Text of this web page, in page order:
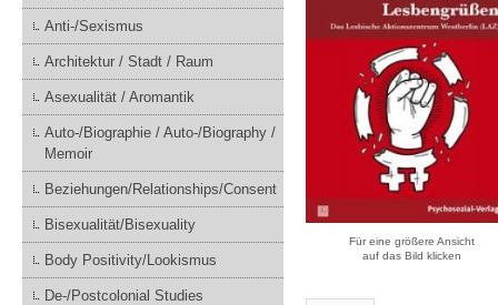
Anti-/Sexismus
Architektur / Stadt / Raum
Asexualität / Aromantik
Auto-/Biographie / Auto-/Biography /
Memoir
Beziehungen/Relationships/Consent
Bisexualität/Bisexuality
Body Positivity/Lookismus
De-/Postcolonial Studies
Für eine größere Ansicht
auf das Bild klicken